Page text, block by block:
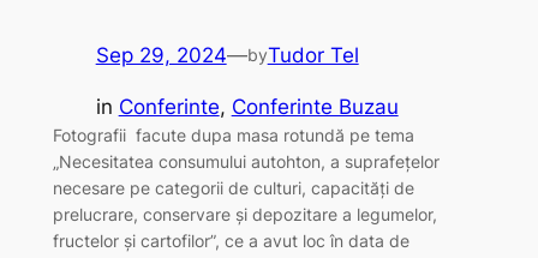
Sep 29, 2024—byTudor Tel
in Conferinte, Conferinte Buzau
Fotografii facute dupa masa rotundă pe tema
„Necesitatea consumului autohton, a suprafețelor
necesare pe categorii de culturi, capacități de
prelucrare, conservare și depozitare a legumelor,
fructelor și cartofilor”, ce a avut loc în data de